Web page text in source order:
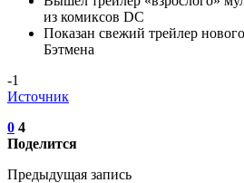
из комиксов DC
Показан свежий трейлер
Бэтмена
-1
Источник
0 4
Поделится
Предыдущая запись